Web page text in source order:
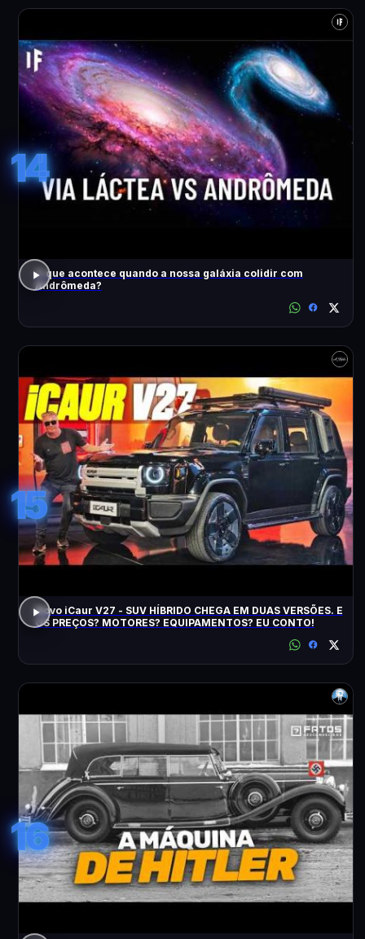
14
O que acontece quando a nossa galáxia colidir com
Andrômeda?
15
Novo iCaur V27 - SUV HÍBRIDO CHEGA EM DUAS VERSÕES. E
OS PREÇOS? MOTORES? EQUIPAMENTOS? EU CONTO!
16